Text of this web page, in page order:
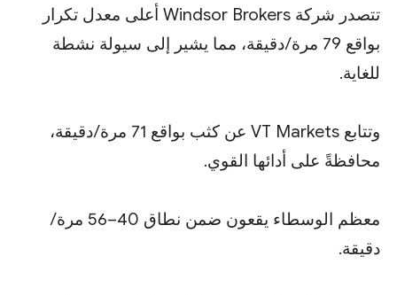
تتصدر شركة Windsor Brokers أعلى معدل تكرار
بواقع 79 مرة/دقيقة، مما يشير إلى سيولة نشطة
للغاية.
وتتابع VT Markets عن كثب بواقع 71 مرة/دقيقة،
محافظةً على أدائها القوي.
معظم الوسطاء يقعون ضمن نطاق 40–56 مرة/
دقيقة.